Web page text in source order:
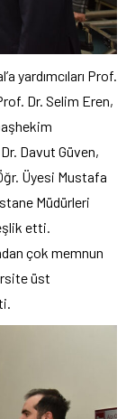
yardımcıları Prof.
Dr. Selim Eren,
Davut Güven,
Üyesi Mustafa
Müdürleri
etti.
çok memnun
üst